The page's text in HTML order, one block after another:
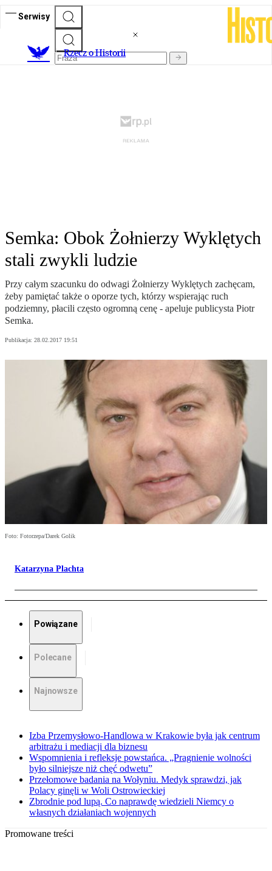
Serwisy
Rzecz o Historii
Semka: Obok Żołnierzy Wyklętych
stali zwykli ludzie
Przy całym szacunku do odwagi Żołnierzy Wyklętych zachęcam,
żeby pamiętać także o oporze tych, którzy wspierając ruch
podziemny, płacili często ogromną cenę - apeluje publicysta Piotr
Semka.
Publikacja: 28.02.2017 19:51
Foto: Fotorzepa/Darek Golik
Katarzyna Plachta
Powiązane
Polecane
Najnowsze
Izba Przemysłowo-Handlowa w Krakowie była jak centrum
arbitrażu i mediacji dla biznesu
Wspomnienia i refleksje powstańca. „Pragnienie wolności
było silniejsze niż chęć odwetu”
Przełomowe badania na Wołyniu. Medyk sprawdzi, jak
Polacy ginęli w Woli Ostrowieckiej
Zbrodnie pod lupą. Co naprawdę wiedzieli Niemcy o
własnych działaniach wojennych
Promowane treści